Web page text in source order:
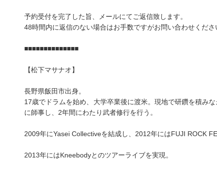
予約受付を完了した旨、メールにてご返信致します。
48時間内に返信のない場合はお手数ですがお問い合わせくださ
■■■■■■■■■■■■■■
【松下マサナオ】
長野県飯田市出身。
17歳でドラムを始め、大学卒業後に渡米。現地で研鑽を積み
に師事し、2年間にわたり武者修行を行う。
2009年にYasei Collectiveを結成し、2012年にはFUJI ROCK
2013年にはKneebodyとのツアーライブを実現。